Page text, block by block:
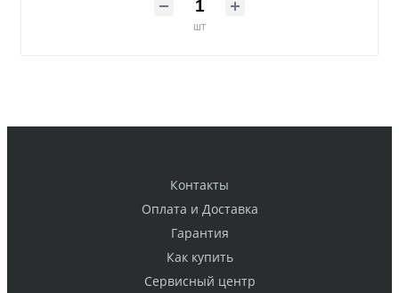
шт
Контакты
Оплата и Доставка
Гарантия
Как купить
Cервисный центр